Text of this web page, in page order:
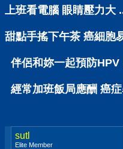
上班看電腦 眼睛壓力大
甜點手搖下午茶 癌細胞
伴侶和妳一起預防HPV
經常加班飯局應酬 癌
sutl
Elite Member